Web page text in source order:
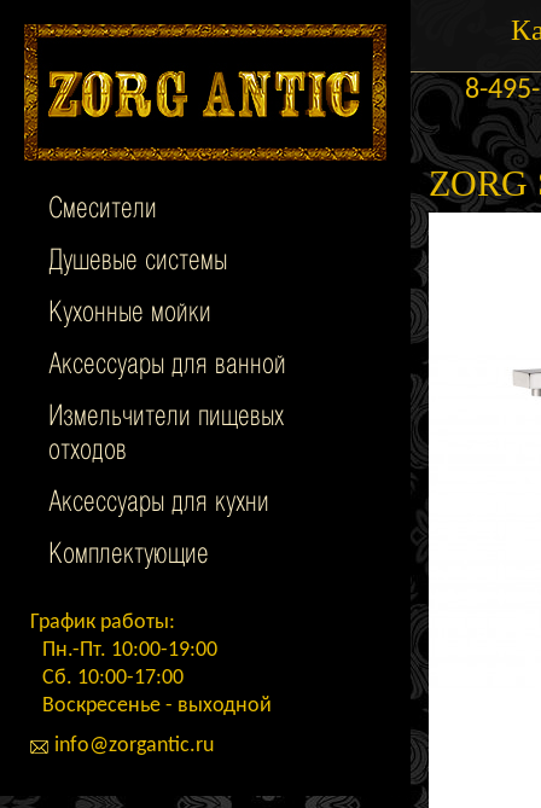
Смесители
Душевые системы
Кухонные мойки
Аксессуары для ванной
Измельчители пищевых
отходов
Аксессуары для кухни
Комплектующие
График работы:
Пн.-Пт. 10:00-19:00
Сб. 10:00-17:00
Воскресенье - выходной
info@zorgantic.ru
8-